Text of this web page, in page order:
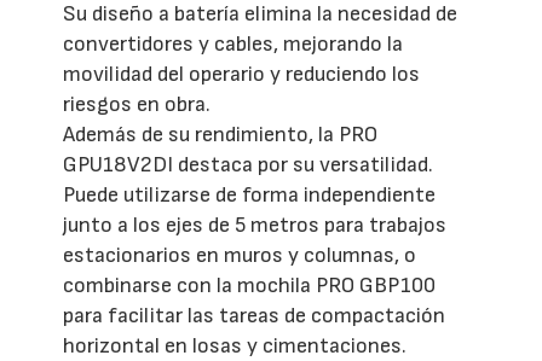
Su diseño a batería elimina la necesidad de
convertidores y cables, mejorando la
movilidad del operario y reduciendo los
riesgos en obra.
Además de su rendimiento, la PRO
GPU18V2DI destaca por su versatilidad.
Puede utilizarse de forma independiente
junto a los ejes de 5 metros para trabajos
estacionarios en muros y columnas, o
combinarse con la mochila PRO GBP100
para facilitar las tareas de compactación
horizontal en losas y cimentaciones.